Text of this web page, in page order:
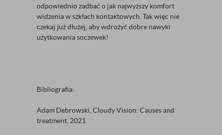
odpowiednio zadbać o jak najwyższy komfort
widzenia w szkłach kontaktowych. Tak więc nie
czekaj już dłużej, aby wdrożyć dobre nawyki
użytkowania soczewek!
Bibliografia:
Adam Debrowski, Cloudy Vision: Causes and
treatment, 2021